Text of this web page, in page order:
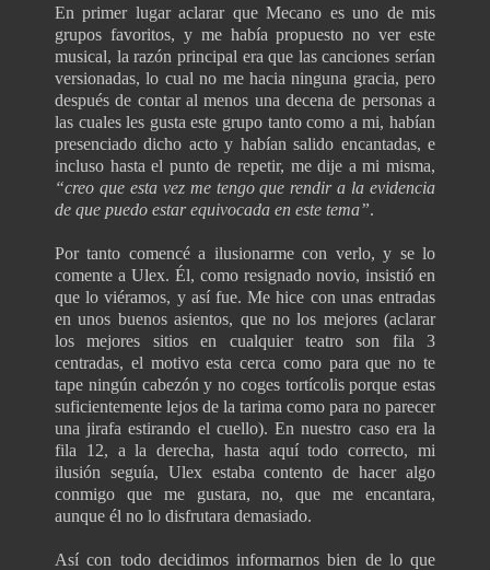
En primer lugar aclarar que Mecano es uno de mis
grupos favoritos, y me había propuesto no ver este
musical, la razón principal era que las canciones serían
versionadas, lo cual no me hacia ninguna gracia, pero
después de contar al menos una decena de personas a
las cuales les gusta este grupo tanto como a mi, habían
presenciado dicho acto y habían salido encantadas, e
incluso hasta el punto de repetir, me dije a mi misma,
“creo que esta vez me tengo que rendir a la evidencia
de que puedo estar equivocada en este tema”.
Por tanto comencé a ilusionarme con verlo, y se lo
comente a Ulex. Él, como resignado novio, insistió en
que lo viéramos, y así fue. Me hice con unas entradas
en unos buenos asientos, que no los mejores (aclarar
los mejores sitios en cualquier teatro son fila 3
centradas, el motivo esta cerca como para que no te
tape ningún cabezón y no coges tortícolis porque estas
suficientemente lejos de la tarima como para no parecer
una jirafa estirando el cuello). En nuestro caso era la
fila 12, a la derecha, hasta aquí todo correcto, mi
ilusión seguía, Ulex estaba contento de hacer algo
conmigo que me gustara, no, que me encantara,
aunque él no lo disfrutara demasiado.
Así con todo decidimos informarnos bien de lo que